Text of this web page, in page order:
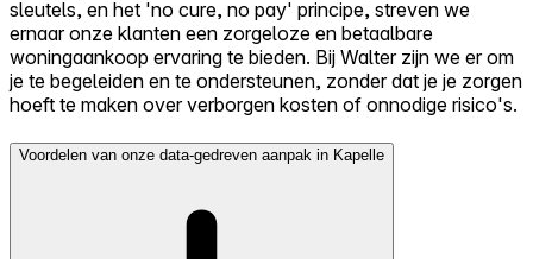
sleutels, en het 'no cure, no pay' principe, streven we
ernaar onze klanten een zorgeloze en betaalbare
woningaankoop ervaring te bieden. Bij Walter zijn we er om
je te begeleiden en te ondersteunen, zonder dat je je zorgen
hoeft te maken over verborgen kosten of onnodige risico's.
Voordelen van onze data-gedreven aanpak in Kapelle